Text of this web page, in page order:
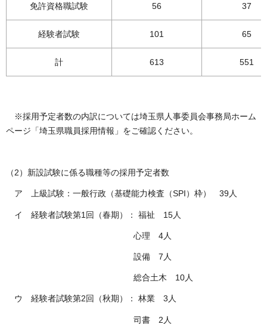
免許資格職試験 56 37
経験者試験 101 65
計 613 551
※採用予定者数の内訳については埼玉県人事委員会事務局ホーム
ページ「埼玉県職員採用情報」をご確認ください。
（2）新設試験に係る職種等の採用予定者数
ア 上級試験：一般行政（基礎能力検査（SPI）枠） 39人
イ 経験者試験第1回（春期）： 福祉 15人
心理 4人
設備 7人
総合土木 10人
ウ 経験者試験第2回（秋期）： 林業 3人
司書 2人